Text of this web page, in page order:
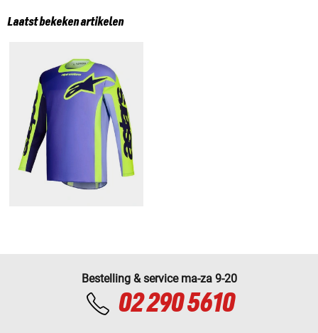
Laatst bekeken artikelen
Bestelling & service ma-za 9-20
02 290 5610